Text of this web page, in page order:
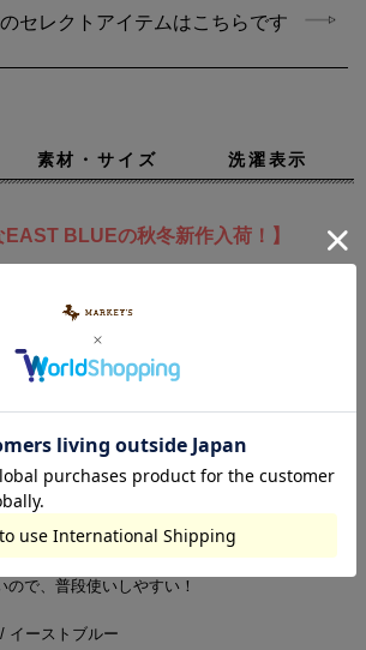
セレクトアイテムはこちらです
素材・サイズ 洗濯表示
EAST BLUEの秋冬新作入荷！】
が印象的なパロディTシャツ。
を演出。
ロンTは、何枚あっても重宝します。
ンプルなボトムスでアメカジスタイル。
すい万能トップスです。
素材。
です。
で、普段使いしやすい！
イーストブルー